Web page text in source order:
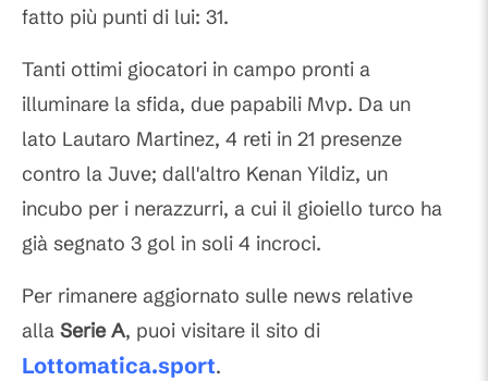
fatto più punti di lui: 31.
Tanti ottimi giocatori in campo pronti a
illuminare la sfida, due papabili Mvp. Da un
lato Lautaro Martinez, 4 reti in 21 presenze
contro la Juve; dall'altro Kenan Yildiz, un
incubo per i nerazzurri, a cui il gioiello turco ha
già segnato 3 gol in soli 4 incroci.
Per rimanere aggiornato sulle news relative
alla Serie A, puoi visitare il sito di
Lottomatica.sport.